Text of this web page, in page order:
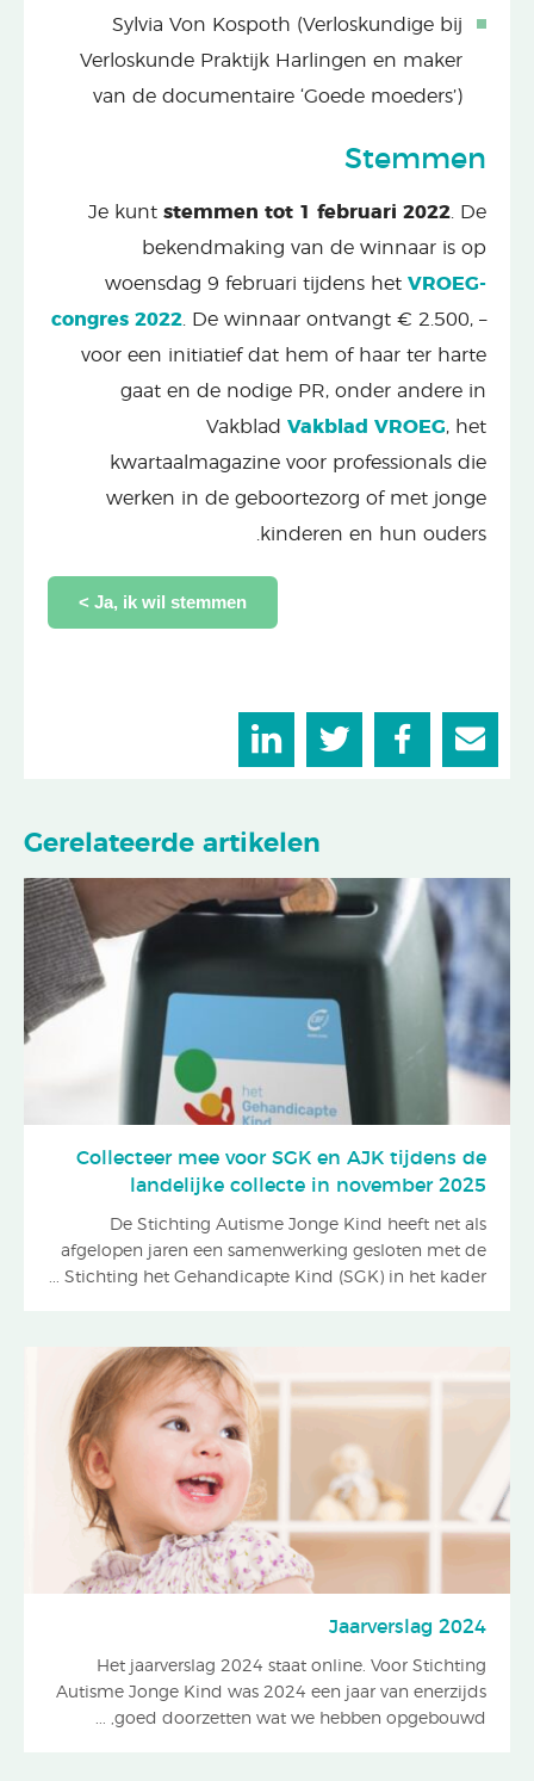
Sylvia Von Kospoth (Verloskundige bij
Verloskunde Praktijk Harlingen en maker
van de documentaire ‘Goede moeders’)
Stemmen
Je kunt stemmen tot 1 februari 2022 . De
bekendmaking van de winnaar is op
woensdag 9 februari tijdens het VROEG-
congres 2022 . De winnaar ontvangt € 2.500, –
voor een initiatief dat hem of haar ter harte
gaat en de nodige PR, onder andere in
Vakblad Vakblad VROEG, het
kwartaalmagazine voor professionals die
werken in de geboortezorg of met jonge
kinderen en hun ouders.
Ja, ik wil stemmen >
Gerelateerde artikelen
Collecteer mee voor SGK en AJK tijdens de
landelijke collecte in november 2025
De Stichting Autisme Jonge Kind heeft net als
afgelopen jaren een samenwerking gesloten met de
Stichting het Gehandicapte Kind (SGK) in het kader ...
Jaarverslag 2024
Het jaarverslag 2024 staat online. Voor Stichting
Autisme Jonge Kind was 2024 een jaar van enerzijds
goed doorzetten wat we hebben opgebouwd, ...